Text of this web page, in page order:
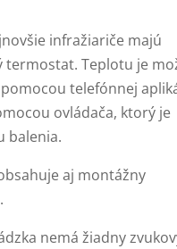
infražiariče majú
termostat. Teplotu je
telefónnej
ovládača, ktorý je
balenia.
aj montážny
nemá žiadny